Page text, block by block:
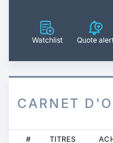
Watchlist Quote
CARNET
# TITRES